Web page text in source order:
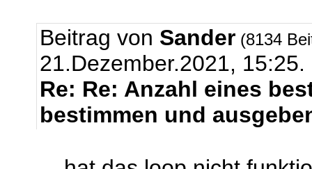
Beitrag von Sander (8134
21.Dezember.2021, 15:25.
Re: Re: Anzahl eines
bestimmen und